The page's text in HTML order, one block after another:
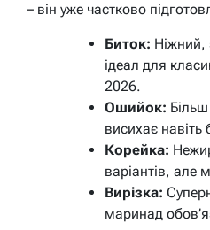
– він уже частково
Биток:
ідеал для
2026.
Ошийок:
висихає
Корейка:
варіантів, але
Вирізка:
маринад